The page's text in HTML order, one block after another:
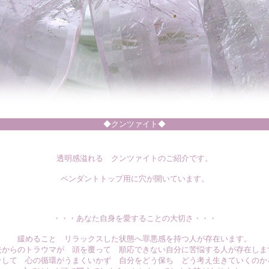
◆クンツァイト◆
透明感溢れる クンツァイトのご紹介です。
ペンダントトップ用に穴が開いています。
・・・あなた自身を愛することの大切さ・・・
緩めること リラックスした状態へ罪悪感を持つ人が存在います。
からのトラウマが 頭を覆って 順応できない自分に苦悩する人が存在しま
して 心の循環がうまくいかず 自分をどう保ち どう考え生きていくのか